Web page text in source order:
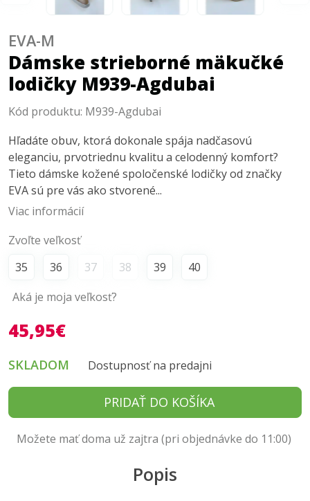
Dámske strieborné mäkučké
lodičky M939-Agdubai
EVA-M
Kód produktu: M939-Agdubai
Hľadáte obuv, ktorá dokonale spája nadčasovú
eleganciu, prvotriednu kvalitu a celodenný komfort?
Tieto dámske kožené spoločenské lodičky od značky
EVA sú pre vás ako stvorené...
Viac informácií
Zvoľte veľkosť
35
36 37 38 39
40
Aká je moja veľkosť?
45,95€
SKLADOM Dostupnosť na predajni
PRIDAŤ DO KOŠÍKA
Možete mať doma už zajtra (pri objednávke do 11:00)
Popis